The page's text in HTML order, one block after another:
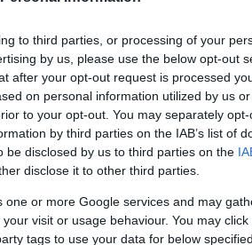
to third parties, or processing of your
by us, please use the below opt-out
after your opt-out request is processed
on personal information utilized by us
to your opt-out. You may separately
by third parties on the IAB’s list of
be disclosed by us to third parties on the
disclose it to other third parties.
one or more Google services and may
visit or usage behaviour. You may
tags to use your data for below
kap a
és vászonra ülteti José Saramago
melynek következtében a település
az egyre gyarapodó számú
és már a főszerepekre kinézett